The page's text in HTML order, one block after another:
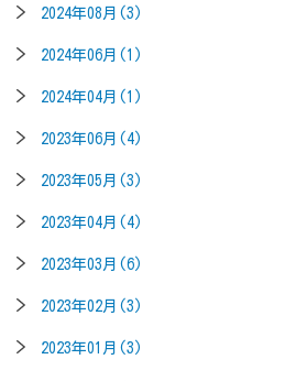
2024年08月(3)
2024年06月(1)
2024年04月(1)
2023年06月(4)
2023年05月(3)
2023年04月(4)
2023年03月(6)
2023年02月(3)
2023年01月(3)